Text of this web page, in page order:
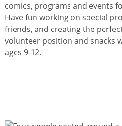
comics, programs and events
Have fun working on special
friends, and creating the
volunteer position and snacks
ages 9-12.